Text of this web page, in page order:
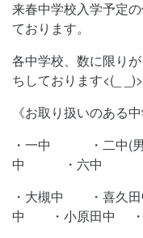
来春中学校入学予定
ております。
各中学校、数に限り
ちしております<(_ _)>
《お取り扱いのある中
・一中 ・二中
中 ・六中 ・
・大槻中 ・喜
中 ・小原田中 ・